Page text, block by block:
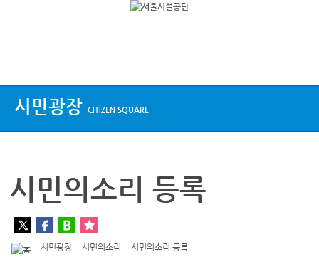
시민광장 CITIZEN SQUARE
시민의소리 등록
시민광장 시민의소리 시민의소리 등록